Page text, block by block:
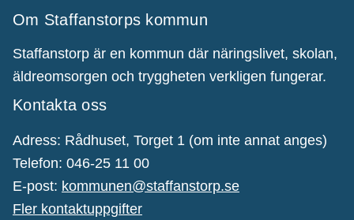
Om Staffanstorps kommun
Staffanstorp är en kommun där näringslivet, skolan,
äldreomsorgen och tryggheten verkligen fungerar.
Kontakta oss
Adress: Rådhuset, Torget 1 (om inte annat anges)
Telefon: 046-25 11 00
E-post: kommunen@staffanstorp.se
Fler kontaktuppgifter